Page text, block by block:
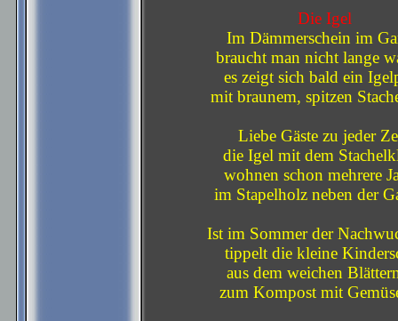
Die Igel
Im Dämmerschein im
braucht man nicht lange
es zeigt sich bald ein
mit braunem, spitzen
Liebe Gäste zu jeder
die Igel mit dem
wohnen schon mehrere
im Stapelholz neben der
Ist im Sommer der
tippelt die kleine
aus dem weichen
zum Kompost mit